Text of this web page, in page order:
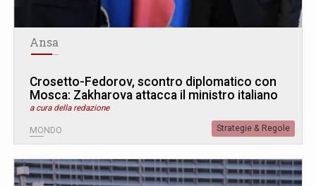
Ansa
Crosetto-Fedorov, scontro diplomatico con
Mosca: Zakharova attacca il ministro italiano
a cura della redazione
MONDO Strategie & Regole